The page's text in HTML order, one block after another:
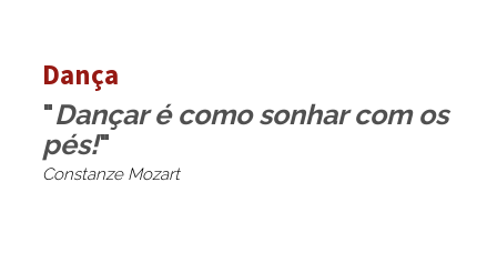
Dança
"Dançar é como sonhar com os
pés!"
Constanze Mozart